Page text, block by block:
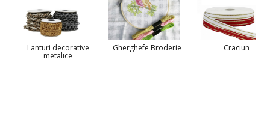
Lanturi decorative
metalice
Gherghefe Broderie Craciun